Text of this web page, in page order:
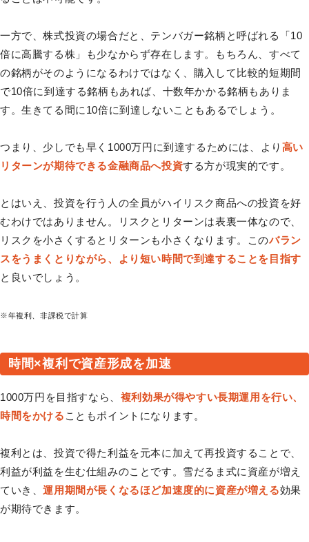
一方で、株式投資の場合だと、テンバガー銘柄と呼ばれる「10
倍に高騰する株」も少なからず存在します。もちろん、すべて
の銘柄がそのようになるわけではなく、購入して比較的短期間
で10倍に到達する銘柄もあれば、十数年かかる銘柄もありま
す。生きてる間に10倍に到達しないこともあるでしょう。
つまり、少しでも早く1000万円に到達するためには、より 高い
リターンが期待できる金融商品へ投資する方が現実的です。
とはいえ、投資を行う人の全員がハイリスク商品への投資を好
むわけではありません。リスクとリターンは表裏一体なので、
リスクを小さくするとリターンも小さくなります。このバラン
スをうまくとりながら、より短い時間で到達することを目指す
と良いでしょう。
※年複利、非課税で計算
時間×複利で資産形成を加速
1000万円を目指すなら、 複利効果が得やすい長期運用を行い、
時間をかける こともポイントになります。
複利とは、投資で得た利益を元本に加えて再投資することで、
利益が利益を生む仕組みのことです。雪だるま式に資産が増え
ていき、運用期間が長くなるほど加速度的に資産が増える効果
が期待できます。